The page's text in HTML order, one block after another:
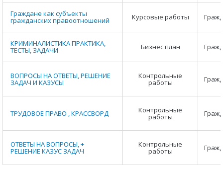
Граждане как субъекты
гражданских правоотношений Курсовые работы
КРИМИНАЛИСТИКА ПРАКТИКА,
ТЕСТЫ, ЗАДАЧИ Бизнес план
ВОПРОСЫ НА ОТВЕТЫ, РЕШЕНИЕ
ЗАДАЧ И КАЗУСЫ
Контрольные
работы
ТРУДОВОЕ ПРАВО , КРАССВОРД Контрольные
работы
ОТВЕТЫ НА ВОПРОСЫ, +
РЕШЕНИЕ КАЗУС ЗАДАЧ
Контрольные
работы